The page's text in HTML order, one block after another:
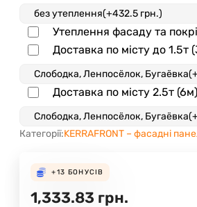
Утеплення фасаду та
Доставка по місту до 1.5т
Доставка по місту 2.5т (6м)
Категорії:KERRAFRONT – фасадні
+13 БОНУСІВ
1,333.83 грн.